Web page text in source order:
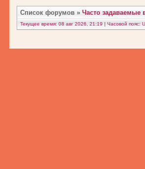
Список форумов » Часто задаваемые
Текущее время: 08 авг 2026, 21:19 | Часовой пояс: